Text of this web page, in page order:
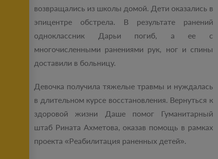
возвращались из школы домой. Дети оказались в
эпицентре обстрела. В результате ранений
одноклассник Дарьи погиб, а ее с
многочисленными ранениями рук, ног и спины
доставили в больницу.
Девочка получила тяжелые травмы и нуждалась
в длительном курсе восстановления. Вернуться к
здоровой жизни Даше помог Гуманитарный
штаб Рината Ахметова, оказав помощь в рамках
проекта «Реабилитация раненных детей».